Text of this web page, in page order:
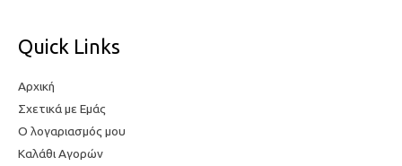
Quick Links
Αρχική
Σχετικά με Εμάς
Ο λογαριασμός μου
Καλάθι Αγορών